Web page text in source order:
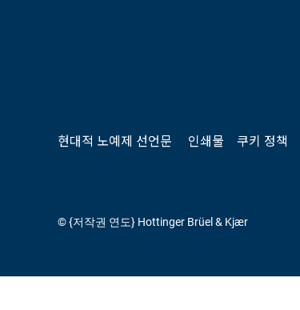
현대적 노예제 선언문 인쇄물 쿠키 정책
© {저작권 연도} Hottinger Brüel & Kjær